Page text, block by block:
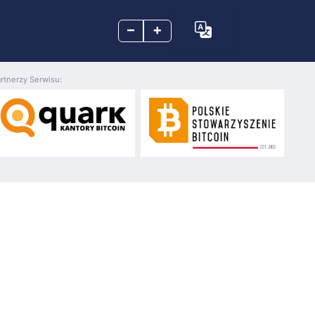
– +
Serwisu: